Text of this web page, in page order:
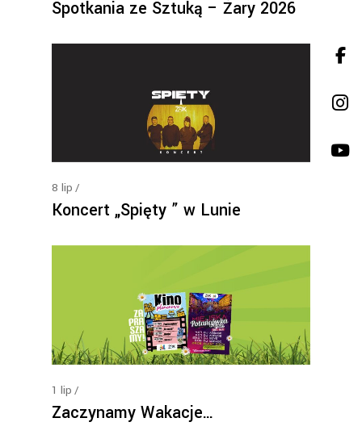
Spotkania ze Sztuką – Żary 2026
8 lip
Koncert „Spięty ” w Lunie
1 lip
Zaczynamy Wakacje…